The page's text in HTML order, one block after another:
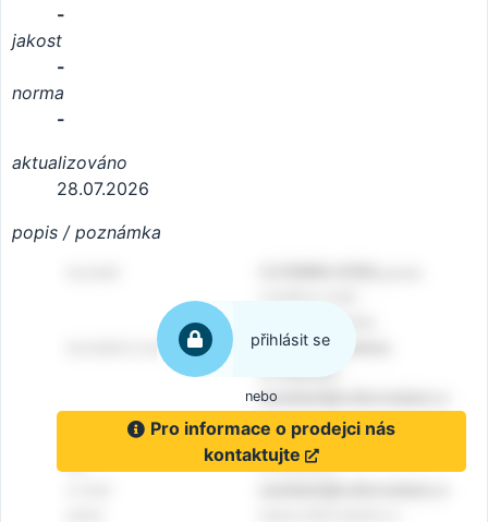
-
jakost
-
norma
-
aktualizováno
28.07.2026
popis / poznámka
přihlásit se
nebo
Pro informace o prodejci nás
kontaktujte